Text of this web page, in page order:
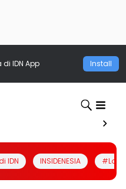
IDN App Install
IDN INSIDENESIA